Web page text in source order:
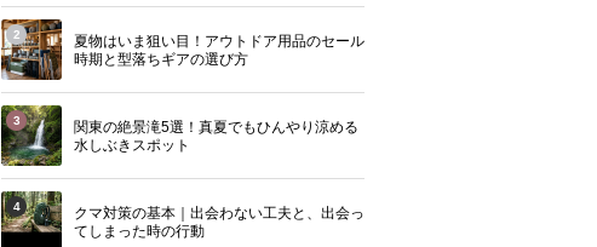
2
夏物はいま狙い目！アウトドア用品のセール
時期と型落ちギアの選び方
3
関東の絶景滝5選！真夏でもひんやり涼める
水しぶきスポット
4
クマ対策の基本｜出会わない工夫と、出会っ
てしまった時の行動